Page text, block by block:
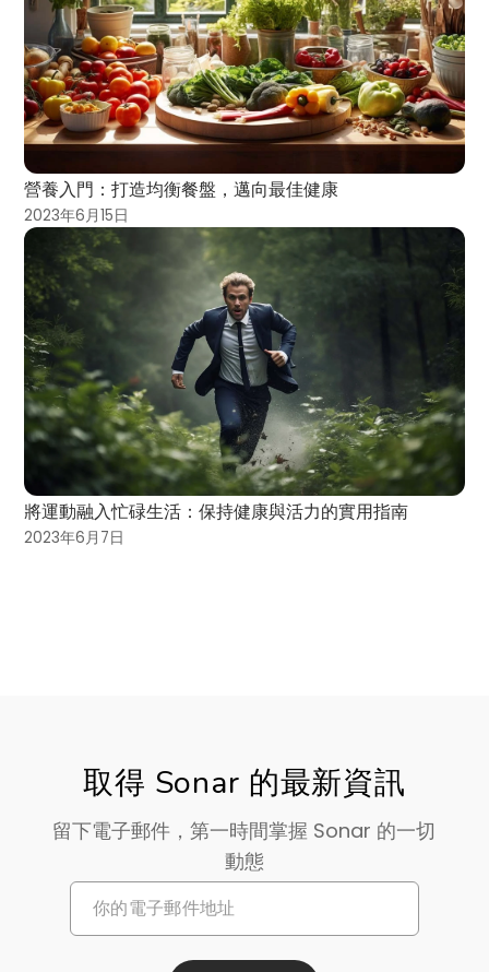
營養入門：打造均衡餐盤，邁向最佳健康
2023年6月15日
將運動融入忙碌生活：保持健康與活力的實用指南
2023年6月7日
取得 Sonar 的最新資訊
留下電子郵件，第一時間掌握 Sonar 的一切
動態